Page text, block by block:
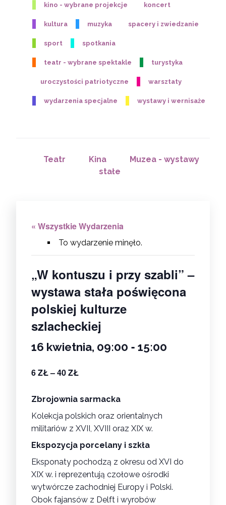
kino - wybrane projekcje koncert
kultura muzyka spacery i zwiedzanie
sport spotkania
teatr - wybrane spektakle turystyka
uroczystości patriotyczne warsztaty
wydarzenia specjalne wystawy i wernisaże
Teatr Kina
Muzea - wystawy
stałe
« Wszystkie Wydarzenia
To wydarzenie minęło.
„W kontuszu i przy szabli” –
wystawa stała poświęcona
polskiej kulturze
szlacheckiej
16 kwietnia, 09:00 - 15:00
6 ZŁ – 40 ZŁ
Zbrojownia sarmacka
Kolekcja polskich oraz orientalnych
militariów z XVII, XVIII oraz XIX w.
Ekspozycja porcelany i szkła
Eksponaty pochodzą z okresu od XVI do
XIX w. i reprezentują czołowe ośrodki
wytwórcze zachodniej Europy i Polski.
Obok fajansów z Delft i wyrobów